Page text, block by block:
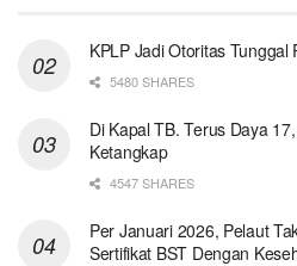
KPLP Jadi Otoritas
5480 SHARES
Di Kapal TB. Terus Daya
Ketangkap
4547 SHARES
Per Januari 2026, Pelaut
Sertifikat BST Dengan